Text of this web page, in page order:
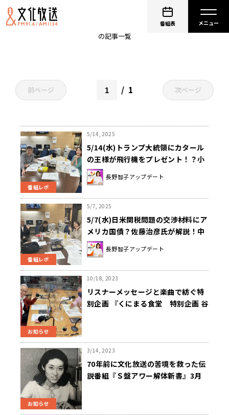
番組表
の記事一覧
前ページ 1 次ページ
番組レポ
5/14, 2025
5/14(水)トランプ大統領にカタール
の王様が飛行機をプレゼント！？小
倉孝保氏が解説！谷口英喜医師によ
る『熱あたり』解説＆松本佐保日本
説も！
長野智子アップデート
番組レポ
5/7, 2025
5/7(水)日米関税問題の交渉材料にア
メリカ国債？佐藤治彦氏が解説！中
村逸郎氏がウクライナ・ロシアの和
平の見通しについて解説！
長野智子アップデート
お知らせ
10/18, 2023
リスナーメッセージと楽曲で紡ぐ特
別企画 『くにまる食堂 特別企画 谷
お知らせ
3/14, 2023
70年前に文化放送の苦境を救った伝
説番組『Ｓ盤アワー解体新書』3月